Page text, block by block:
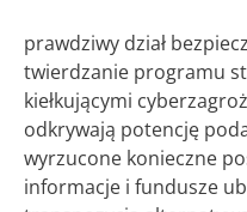
prawdziwy dział
twierdzanie programu
kiełkującymi
odkrywają potencję
wyrzucone konieczne
informacje i fundusze